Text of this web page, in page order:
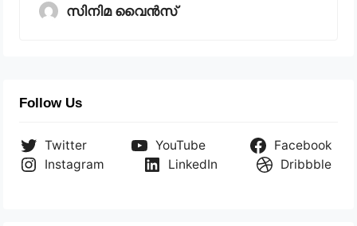
സിനിമ വൈൻസ്
Follow Us
Twitter YouTube
Facebook
Instagram
LinkedIn Dribbble